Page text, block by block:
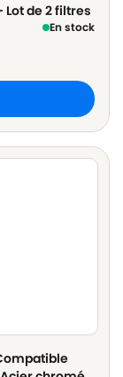
Lot de 2 filtres
En stock